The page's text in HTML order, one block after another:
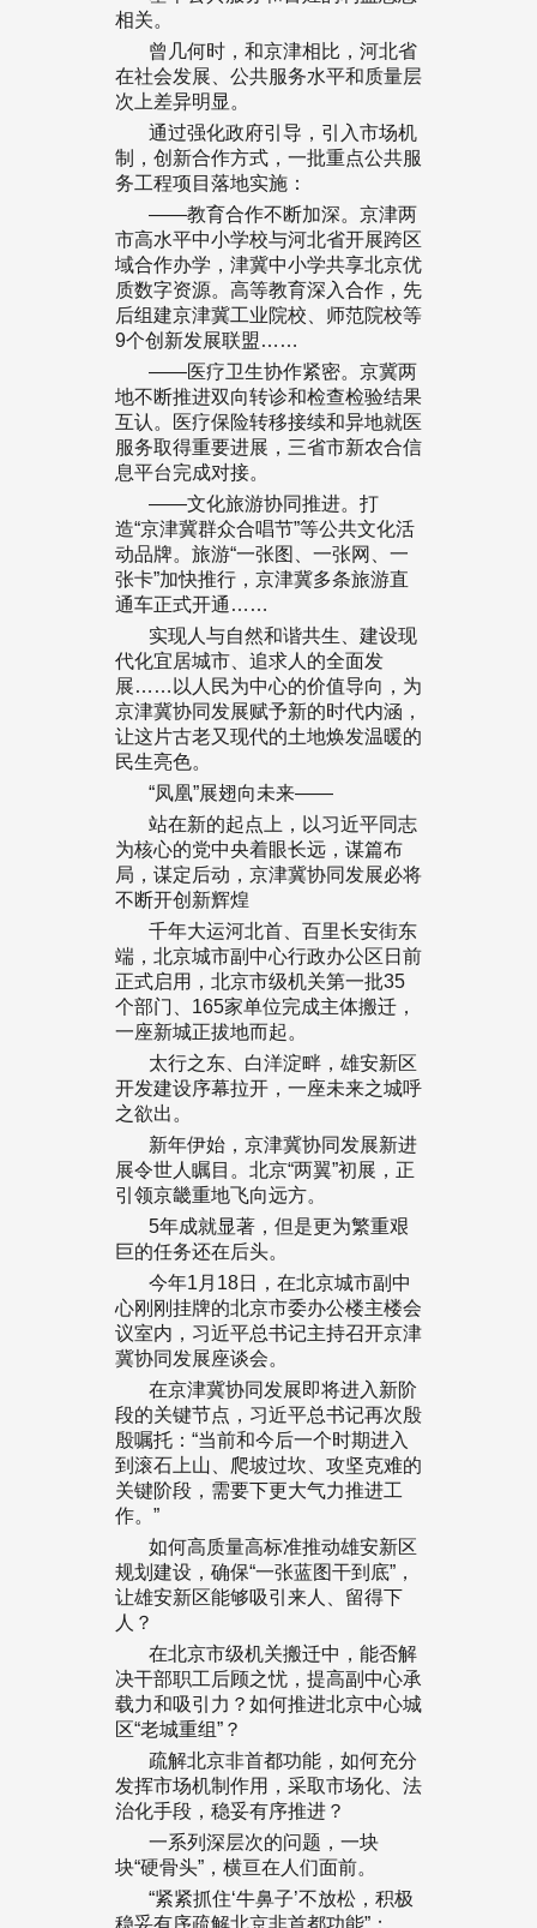
相关。
曾几何时，和京津相比，河北省
在社会发展、公共服务水平和质量层
次上差异明显。
通过强化政府引导，引入市场机
制，创新合作方式，一批重点公共服
务工程项目落地实施：
——教育合作不断加深。京津两
市高水平中小学校与河北省开展跨区
域合作办学，津冀中小学共享北京优
质数字资源。高等教育深入合作，先
后组建京津冀工业院校、师范院校等
9个创新发展联盟……
——医疗卫生协作紧密。京冀两
地不断推进双向转诊和检查检验结果
互认。医疗保险转移接续和异地就医
服务取得重要进展，三省市新农合信
息平台完成对接。
——文化旅游协同推进。打
造“京津冀群众合唱节”等公共文化活
动品牌。旅游“一张图、一张网、一
张卡”加快推行，京津冀多条旅游直
通车正式开通……
实现人与自然和谐共生、建设现
代化宜居城市、追求人的全面发
展……以人民为中心的价值导向，为
京津冀协同发展赋予新的时代内涵，
让这片古老又现代的土地焕发温暖的
民生亮色。
“凤凰”展翅向未来——
站在新的起点上，以习近平同志
为核心的党中央着眼长远，谋篇布
局，谋定后动，京津冀协同发展必将
不断开创新辉煌
千年大运河北首、百里长安街东
端，北京城市副中心行政办公区日前
正式启用，北京市级机关第一批35
个部门、165家单位完成主体搬迁，
一座新城正拔地而起。
太行之东、白洋淀畔，雄安新区
开发建设序幕拉开，一座未来之城呼
之欲出。
新年伊始，京津冀协同发展新进
展令世人瞩目。北京“两翼”初展，正
引领京畿重地飞向远方。
5年成就显著，但是更为繁重艰
巨的任务还在后头。
今年1月18日，在北京城市副中
心刚刚挂牌的北京市委办公楼主楼会
议室内，习近平总书记主持召开京津
冀协同发展座谈会。
在京津冀协同发展即将进入新阶
段的关键节点，习近平总书记再次殷
殷嘱托：“当前和今后一个时期进入
到滚石上山、爬坡过坎、攻坚克难的
关键阶段，需要下更大气力推进工
作。”
如何高质量高标准推动雄安新区
规划建设，确保“一张蓝图干到底”，
让雄安新区能够吸引来人、留得下
人？
在北京市级机关搬迁中，能否解
决干部职工后顾之忧，提高副中心承
载力和吸引力？如何推进北京中心城
区“老城重组”？
疏解北京非首都功能，如何充分
发挥市场机制作用，采取市场化、法
治化手段，稳妥有序推进？
一系列深层次的问题，一块
块“硬骨头”，横亘在人们面前。
“紧紧抓住‘牛鼻子’不放松，积极
稳妥有序疏解北京非首都功能”；